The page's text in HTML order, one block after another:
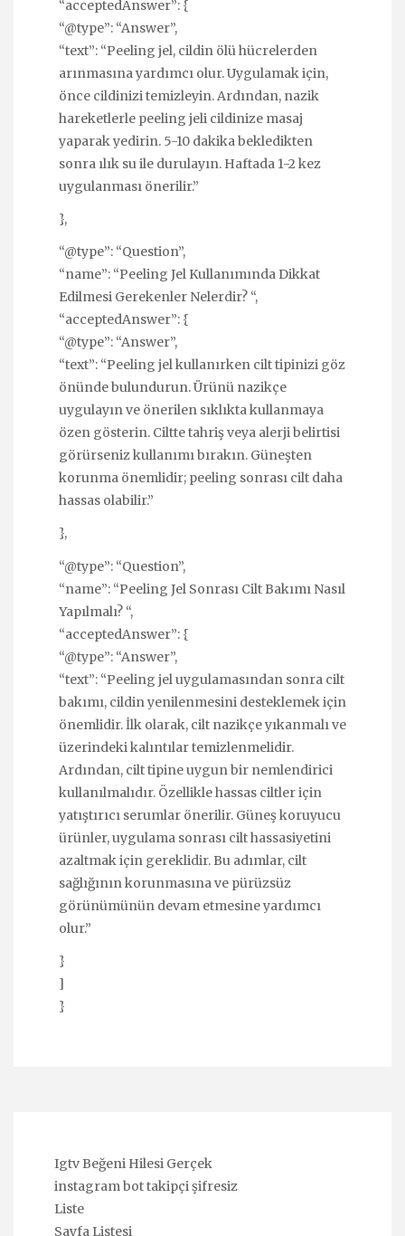
“acceptedAnswer”: {
“@type”: “Answer”,
“text”: “Peeling jel, cildin ölü hücrelerden
arınmasına yardımcı olur. Uygulamak için,
önce cildinizi temizleyin. Ardından, nazik
hareketlerle peeling jeli cildinize masaj
yaparak yedirin. 5-10 dakika bekledikten
sonra ılık su ile durulayın. Haftada 1-2 kez
uygulanması önerilir.”
},
“@type”: “Question”,
“name”: “Peeling Jel Kullanımında Dikkat
Edilmesi Gerekenler Nelerdir? “,
“acceptedAnswer”: {
“@type”: “Answer”,
“text”: “Peeling jel kullanırken cilt tipinizi göz
önünde bulundurun. Ürünü nazikçe
uygulayın ve önerilen sıklıkta kullanmaya
özen gösterin. Ciltte tahriş veya alerji belirtisi
görürseniz kullanımı bırakın. Güneşten
korunma önemlidir; peeling sonrası cilt daha
hassas olabilir.”
},
“@type”: “Question”,
“name”: “Peeling Jel Sonrası Cilt Bakımı Nasıl
Yapılmalı? “,
“acceptedAnswer”: {
“@type”: “Answer”,
“text”: “Peeling jel uygulamasından sonra cilt
bakımı, cildin yenilenmesini desteklemek için
önemlidir. İlk olarak, cilt nazikçe yıkanmalı ve
üzerindeki kalıntılar temizlenmelidir.
Ardından, cilt tipine uygun bir nemlendirici
kullanılmalıdır. Özellikle hassas ciltler için
yatıştırıcı serumlar önerilir. Güneş koruyucu
ürünler, uygulama sonrası cilt hassasiyetini
azaltmak için gereklidir. Bu adımlar, cilt
sağlığının korunmasına ve pürüzsüz
görünümünün devam etmesine yardımcı
olur.”
}
]
}
Igtv Beğeni Hilesi Gerçek
instagram bot takipçi şifresiz
Liste
Sayfa Listesi